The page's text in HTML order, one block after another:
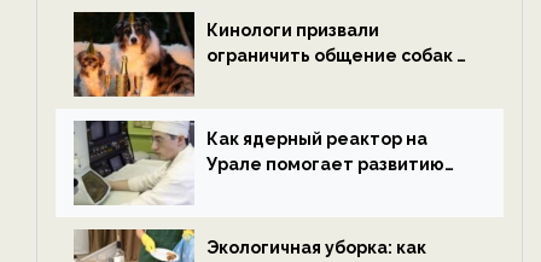
ECOportal
Кинологи призвали
ограничить общение собак с
ECOportal
Как ядерный реактор на
Урале помогает развитию
ECOportal
Экологичная уборка: как